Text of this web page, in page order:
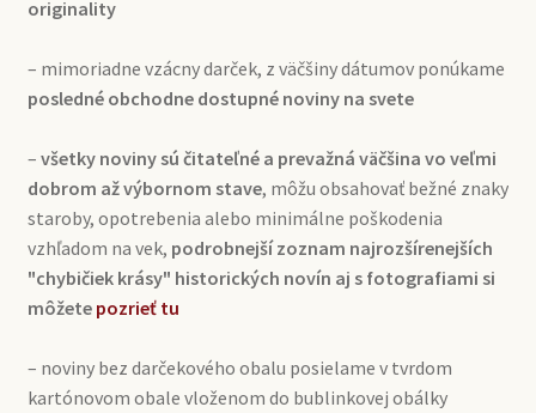
originality
– mimoriadne vzácny darček, z väčšiny dátumov ponúkame
posledné obchodne dostupné noviny na svete
– všetky noviny sú čitateľné a prevažná väčšina vo veľmi
dobrom až výbornom stave, môžu obsahovať bežné znaky
staroby, opotrebenia alebo minimálne poškodenia
vzhľadom na vek, podrobnejší zoznam najrozšírenejších
"chybičiek krásy" historických novín aj s fotografiami si
môžete pozrieť tu
– noviny bez darčekového obalu posielame v tvrdom
kartónovom obale vloženom do bublinkovej obálky